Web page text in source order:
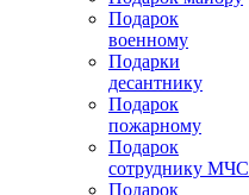
Подарок
военному
Подарки
десантнику
Подарок
пожарному
Подарок
сотруднику МЧС
Подарок